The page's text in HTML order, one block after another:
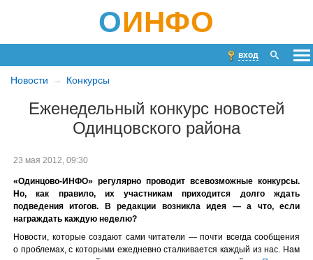
ОИНФО
вход
Новости Конкурсы
Еженедельный конкурс новостей
Одинцовского района
23 мая 2012, 09:30
«Одинцово-ИНФО» регулярно проводит всевозможные конкурсы.
Но, как правило, их участникам приходится долго ждать
подведения итогов. В редакции возникла идея — а что, если
награждать каждую неделю?
Новости, которые создают сами читатели — почти всегда сообщения
о проблемах, с которыми ежедневно сталкивается каждый из нас. Нам